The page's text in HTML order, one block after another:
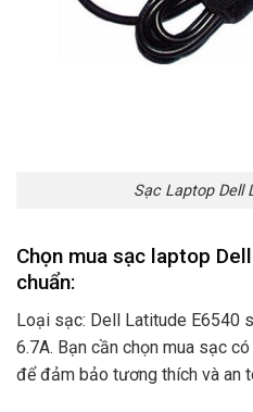
Sạc Laptop Dell
Chọn mua sạc laptop
chuẩn:
Loại sạc: Dell Latitude E6540
6.7A. Bạn cần chọn mua sạc
để đảm bảo tương thích và an